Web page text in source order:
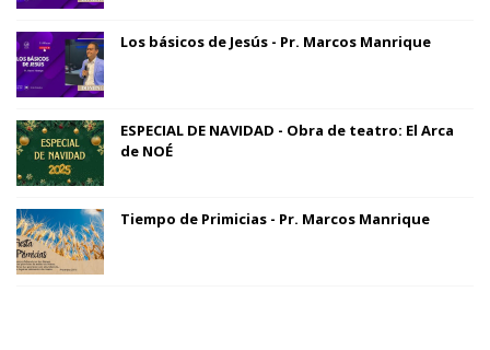
Los básicos de Jesús - Pr. Marcos Manrique
ESPECIAL DE NAVIDAD - Obra de teatro: El Arca
de NOÉ
Tiempo de Primicias - Pr. Marcos Manrique